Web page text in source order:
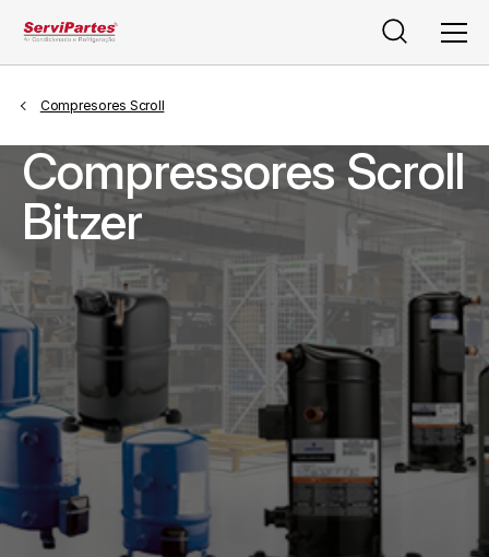
Pesquisar
Compresores Scroll
Compressores Scroll
Bitzer